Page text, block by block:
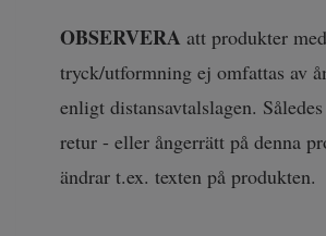
OBSERVERA att produkter
tryck/utformning ej omfattas av
enligt distansavtalslagen.
retur - eller ångerrätt på denna
ändrar t.ex. texten på produkten.